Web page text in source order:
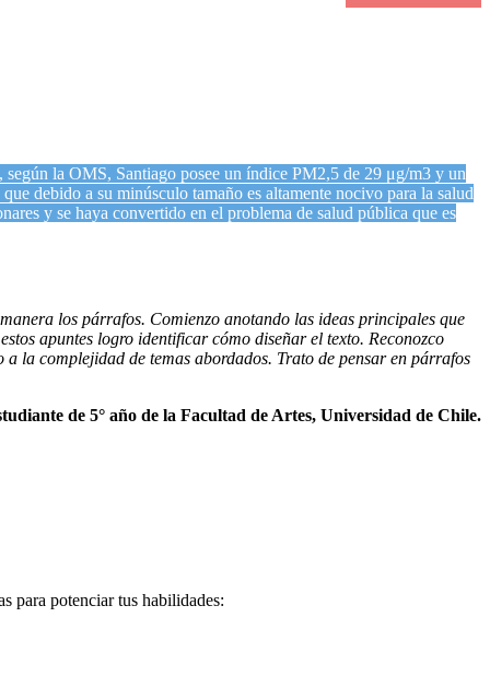
según la OMS, Santiago posee un índice PM2,5 de 29 μg/m3 y un
debido a su minúsculo tamaño es altamente nocivo para la salud
y se haya convertido en el problema de salud pública que es
los párrafos. Comienzo anotando las ideas principales que
apuntes logro identificar cómo diseñar el texto. Reconozco
a la complejidad de temas abordados. Trato de pensar en párrafos
de 5° año de la Facultad de Artes, Universidad de Chile.
para potenciar tus habilidades: